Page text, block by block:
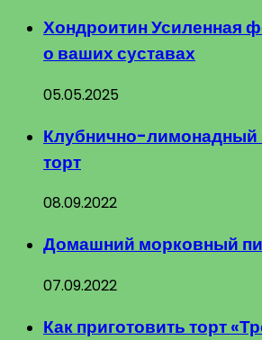
Хондроитин Усиленная
о ваших суставах
05.05.2025
Клубнично-лимонадный
торт
08.09.2022
Домашний морковный
07.09.2022
Как приготовить торт